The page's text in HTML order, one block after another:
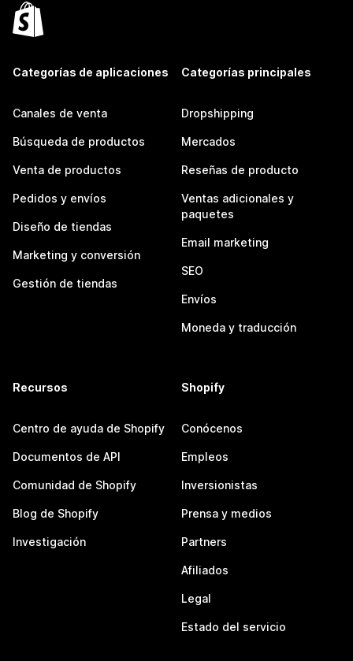
Categorías de aplicaciones
Canales de venta
Búsqueda de productos
Venta de productos
Pedidos y envíos
Diseño de tiendas
Marketing y conversión
Gestión de tiendas
Categorías principales
Dropshipping
Mercados
Reseñas de producto
Ventas adicionales y
paquetes
Email marketing
SEO
Envíos
Moneda y traducción
Recursos
Centro de ayuda de Shopify
Documentos de API
Comunidad de Shopify
Blog de Shopify
Investigación
Shopify
Conócenos
Empleos
Inversionistas
Prensa y medios
Partners
Afiliados
Legal
Estado del servicio